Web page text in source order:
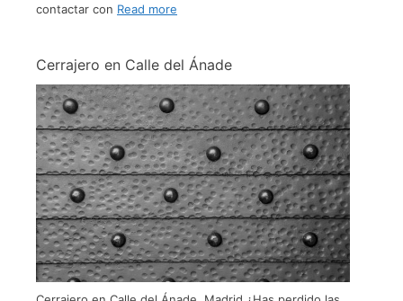
contactar con Read more
Cerrajero en Calle del Ánade